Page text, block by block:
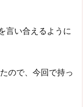
言い合えるように
ので、今回で持っ